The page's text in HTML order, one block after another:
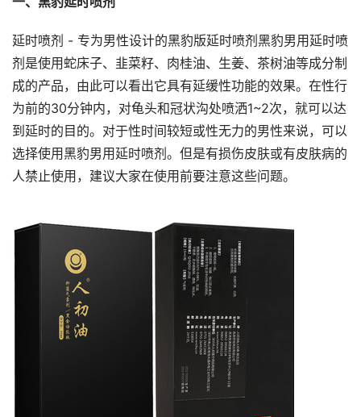
延时喷剂 - 专为男性设计的黑豹版延时喷剂黑豹男用延时喷
剂是使用蛇床子、韭菜籽、肉桂油、生姜、茶树油等成分制
成的产品，由此可以看出它具有延缓性功能的效果。在性行
为前的30分钟内，对龟头和冠状沟处喷洒1~2次，就可以达
到延时的目的。对于性时间较短或性无力的男性来说，可以
选择使用黑豹男用延时喷剂。但是有损伤皮肤或有皮肤病的
人禁止使用，建议大家在使用前要注意这些问题。